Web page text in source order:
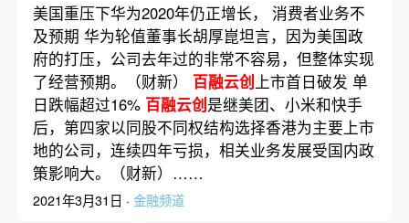
美国重压下华为2020年仍正增长， 消费者业务不
及预期 华为轮值董事长胡厚崑坦言，因为美国政
府的打压，公司去年过的非常不容易，但整体实现
了经营预期。（财新） 百融云创上市首日破发 单
日跌幅超过16% 百融云创是继美团、小米和快手
后，第四家以同股不同权结构选择香港为主要上市
地的公司，连续四年亏损，相关业务发展受国内政
策影响大。（财新）……
2021年3月31日 · 金融频道